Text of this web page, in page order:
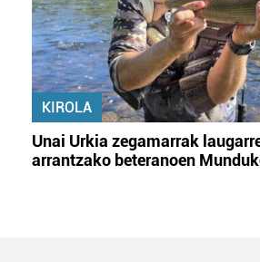
KIROLA
Unai Urkia zegamarrak
arrantzako beteranoen